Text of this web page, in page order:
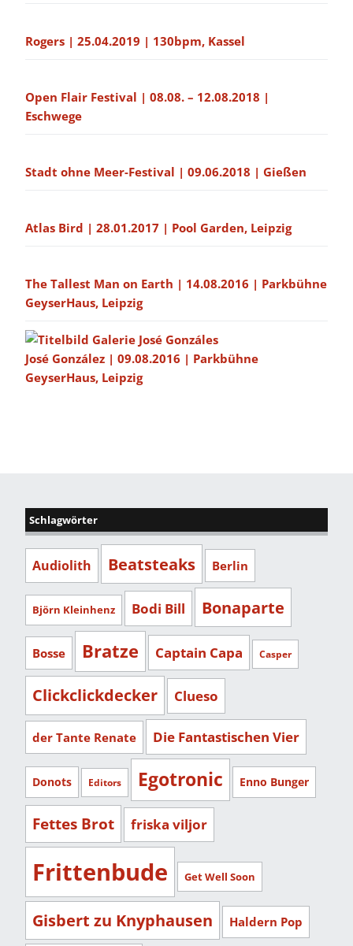
Rogers | 25.04.2019 | 130bpm, Kassel
Open Flair Festival | 08.08. – 12.08.2018 |
Eschwege
Stadt ohne Meer-Festival | 09.06.2018 | Gießen
Atlas Bird | 28.01.2017 | Pool Garden, Leipzig
The Tallest Man on Earth | 14.08.2016 | Parkbühne
GeyserHaus, Leipzig
José González | 09.08.2016 | Parkbühne
GeyserHaus, Leipzig
Schlagwörter
Audiolith Beatsteaks Berlin
Björn Kleinhenz Bodi Bill Bonaparte
Bosse Bratze Captain Capa Casper
Clickclickdecker Clueso
der Tante Renate Die Fantastischen Vier
Donots Editors Egotronic Enno Bunger
Fettes Brot friska viljor
Frittenbude Get Well Soon
Gisbert zu Knyphausen Haldern Pop